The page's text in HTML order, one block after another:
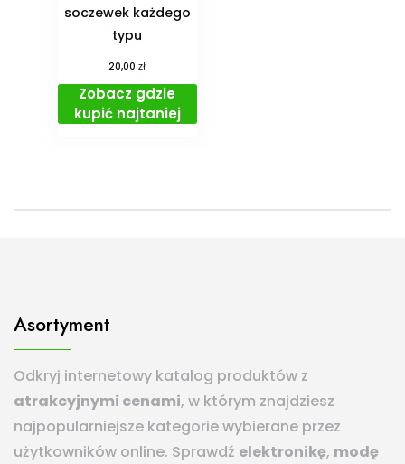
soczewek każdego
typu
20,00zł
Zobacz gdzie
kupić najtaniej
Asortyment
Odkryj internetowy katalog produktów z
atrakcyjnymi cenami, w którym znajdziesz
najpopularniejsze kategorie wybierane przez
użytkowników online. Sprawdź elektronikę, modę